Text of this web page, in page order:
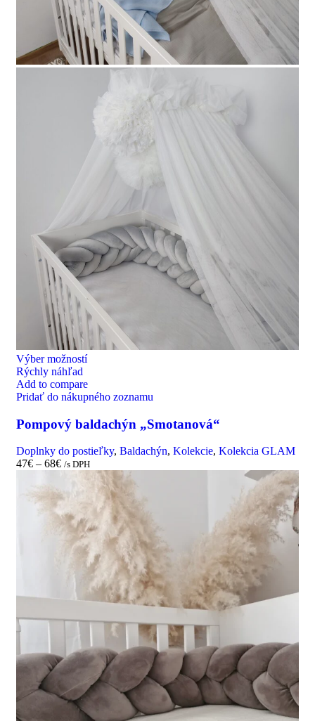
Výber možností
Rýchly náhľad
Add to compare
Pridať do nákupného zoznamu
Pompový baldachýn „Smotanová“
Doplnky do postieľky, Baldachýn, Kolekcie, Kolekcia GLAM
47€ – 68€ /s DPH